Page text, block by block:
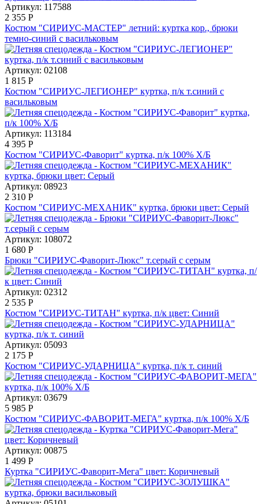
Артикул: 117588
2 355 Р
Костюм "СИРИУС-МАСТЕР" летний: куртка кор., брюки
темно-синий с васильковым
Артикул: 02108
1 815 Р
Костюм "СИРИУС-ЛЕГИОНЕР" куртка, п/к т.синий с
васильковым
Артикул: 113184
4 395 Р
Костюм "СИРИУС-Фаворит" куртка, п/к 100% Х/Б
Артикул: 08923
2 310 Р
Костюм "СИРИУС-МЕХАНИК" куртка, брюки цвет: Серый
Артикул: 108072
1 680 Р
Брюки "СИРИУС-Фаворит-Люкс" т.серый с серым
Артикул: 02312
2 535 Р
Костюм "СИРИУС-ТИТАН" куртка, п/к цвет: Синий
Артикул: 05093
2 175 Р
Костюм "СИРИУС-УДАРНИЦА" куртка, п/к т. синий
Артикул: 03679
5 985 Р
Костюм "СИРИУС-ФАВОРИТ-МЕГА" куртка, п/к 100% Х/Б
Артикул: 00875
1 499 Р
Куртка "СИРИУС-Фаворит-Мега" цвет: Коричневый